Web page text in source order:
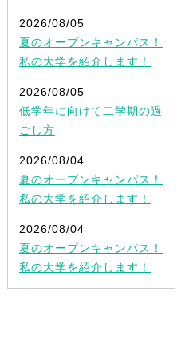
2026/08/05
夏のオープンキャンパス！
私の大学を紹介します！
2026/08/05
低学年に向けて二学期の過
ごし方
2026/08/04
夏のオープンキャンパス！
私の大学を紹介します！
2026/08/04
夏のオープンキャンパス！
私の大学を紹介します！